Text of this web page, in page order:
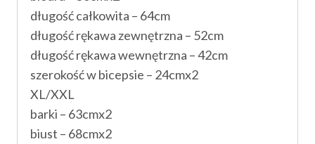
długość całkowita – 64cm
długość rękawa zewnętrzna – 52cm
długość rękawa wewnętrzna – 42cm
szerokość w bicepsie – 24cmx2
XL/XXL
barki – 63cmx2
biust – 68cmx2